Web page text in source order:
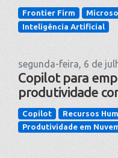
Frontier Firm
Inteligência Artificial
segunda-feira, 6 de
Copilot para
produtividade
Copilot Recursos
Produtividade em